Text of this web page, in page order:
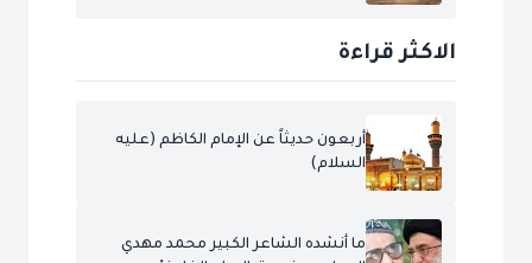
الاكثر قراءة
أربعون حديثاً عن الإمام الكاظم (عليه
السلام)
ما أنشده الشاعر الكبير محمد مهدي